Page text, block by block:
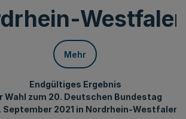
Mehr
Endgültiges Ergebnis
Wahl zum 20. Deutschen Bundestag
September 2021 in Nordrhein-Westfalen